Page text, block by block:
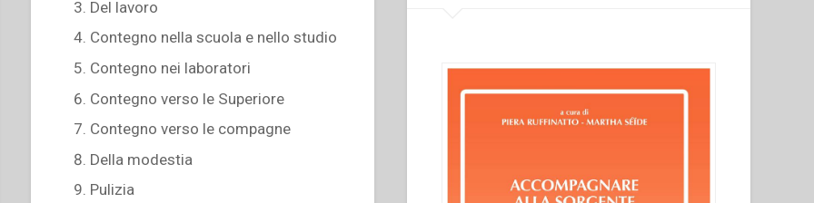
Del lavoro
Contegno nella scuola e nello studio
Contegno nei laboratori
Contegno verso le Superiore
Contegno verso le compagne
Della modestia
Pulizia